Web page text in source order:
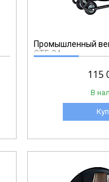
Промышленный
CTF-24
115
В